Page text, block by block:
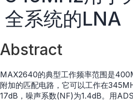
全系统的LNA
Abstract
MAX2640的典型工作频率范围是
附加的匹配电路，它可以工作在
17dB，噪声系数(NF)为1.4dB。用